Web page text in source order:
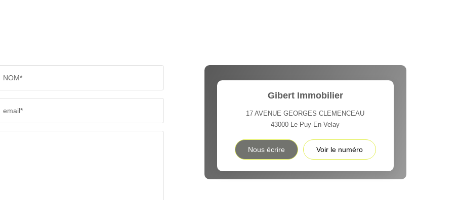
NOM*
email*
Gibert Immobilier
17 AVENUE GEORGES CLEMENCEAU
43000 Le Puy-En-Velay
Nous écrire Voir le numéro